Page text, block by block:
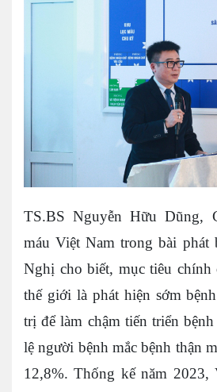
TS.BS Nguyễn Hữu Dũng,
máu Việt Nam trong bài phát
Nghị cho biết, mục tiêu chính
thế giới là phát hiện sớm
trị để làm chậm tiến triển
lệ người bệnh mắc bệnh thận
12,8%. Thống kế năm 2023,